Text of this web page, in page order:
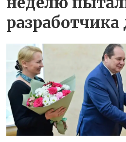
разработчика